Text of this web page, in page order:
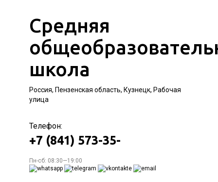
Средняя
школа
Россия, Пензенская область, Кузнецк, Рабочая
улица
Телефон:
+7 (841) 573-35-
Пн-сб: 08:30—19:00